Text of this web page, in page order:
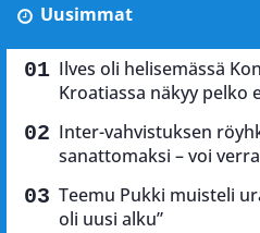
Uusimmat
Ilves oli helisemässä
Kroatiassa näkyy pelko
Inter-vahvistuksen
sanattomaksi – voi
Teemu Pukki muisteli
oli uusi alku”